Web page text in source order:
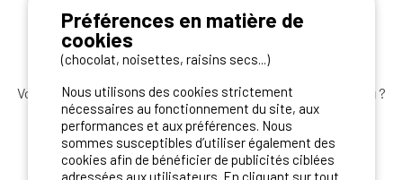
Vous souhaitez bénéficier desmeilleures offres camping ?
Abonnez-vous à la newsletterdès aujourd'hui
S'ABONNER
Préférences en matière de
cookies
(chocolat, noisettes, raisins secs...)
Nous utilisons des cookies strictement
nécessaires au fonctionnement du site, aux
performances et aux préférences. Nous
sommes susceptibles d’utiliser également des
cookies afin de bénéficier de publicités ciblées
adressées aux utilisateurs. En cliquant sur tout